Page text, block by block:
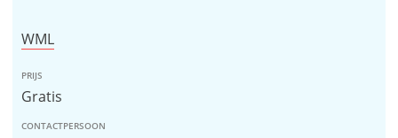
WML
PRIJS
Gratis
CONTACTPERSOON